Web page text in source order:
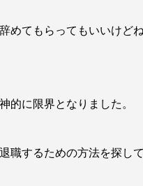
めてもらってもいいけど
的に限界となりました。
職するための方法を探し